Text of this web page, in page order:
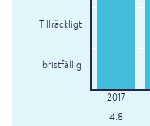
Tillräckligt
bristfällig
4.8